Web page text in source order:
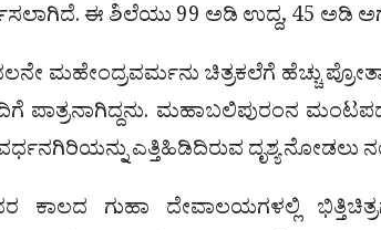
ಈ ಶಿಲೆಯು 99 ಅಡಿ ಉದ್ದ, 45 ಅಡಿ
ಮಹೇಂದ್ರವರ್ಮನು ಚಿತ್ರಕಲೆಗೆ ಹೆಚ್ಚು
ಪಾತ್ರನಾಗಿದ್ದನು. ಮಹಾಬಲಿಪುರಂನ
ಎತ್ತಿಹಿಡಿದಿರುವ ದೃಶ್ಯ
ಕಾಲದ ಗುಹಾ ದೇವಾಲಯಗಳಲ್ಲಿ